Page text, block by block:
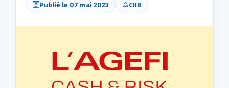
Publié le 07 mai 2023 CIIB